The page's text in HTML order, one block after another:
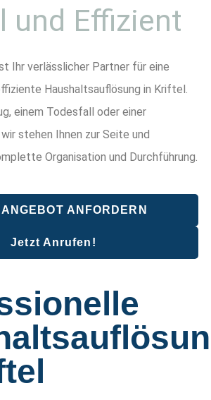
und Effizient
Ihr verlässlicher Partner für eine
Haushaltsauflösung in Kriftel.
einem Todesfall oder einer
stehen Ihnen zur Seite und
Organisation und Durchführung.
ANFORDERN
Jetzt Anrufen!